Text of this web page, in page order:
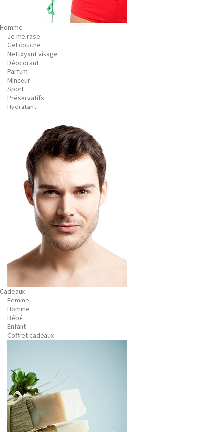
Homme
Je me rase
Gel douche
Nettoyant visage
Déodorant
Parfum
Minceur
Sport
Préservatifs
Hydratant
Cadeaux
Femme
Homme
Bébé
Enfant
Coffret cadeaux